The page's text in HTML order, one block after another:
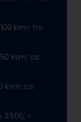
kvm: fra
kvm: ca.
kvm: ca.
2.500, –